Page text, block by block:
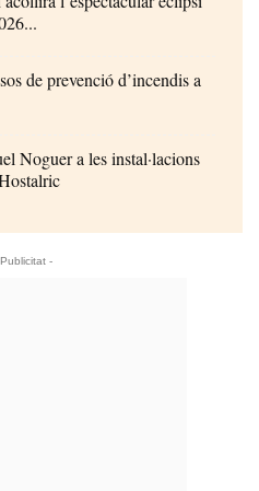
de prevenció d’incendis a
Noguer a les instal·lacions
-